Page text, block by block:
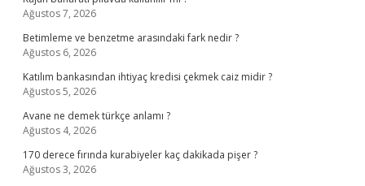
Ağustos 7, 2026
Betimleme ve benzetme arasındaki fark nedir ?
Ağustos 6, 2026
Katılım bankasından ihtiyaç kredisi çekmek caiz midir ?
Ağustos 5, 2026
Avane ne demek türkçe anlamı ?
Ağustos 4, 2026
170 derece fırında kurabiyeler kaç dakikada pişer ?
Ağustos 3, 2026